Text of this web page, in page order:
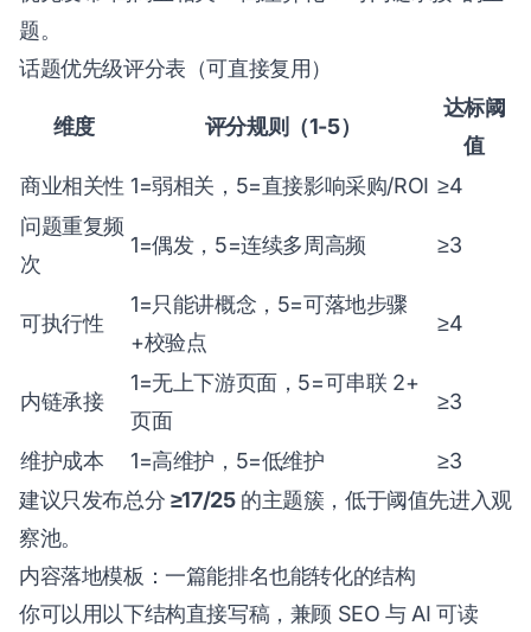
题。
话题优先级评分表（可直接复用）
维度 评分规则（1-5）
达标阈
值
商业相关性 1=弱相关，5=直接影响采购/ROI ≥4
问题重复频
次
1=偶发，5=连续多周高频 ≥3
可执行性
1=只能讲概念，5=可落地步骤
+校验点
≥4
内链承接
1=无上下游页面，5=可串联 2+
页面
≥3
维护成本 1=高维护，5=低维护
≥3
建议只发布总分 ≥17/25的主题簇，低于阈值先进入观
察池。
内容落地模板：一篇能排名也能转化的结构
你可以用以下结构直接写稿，兼顾 SEO 与 AI 可读